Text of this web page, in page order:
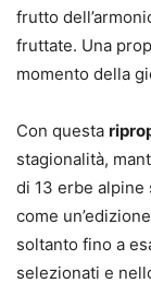
frutto
fruttate. Una
momento della
Con questa
stagionalità,
di 13 erbe alpine
come
soltanto fino a
selezionati e